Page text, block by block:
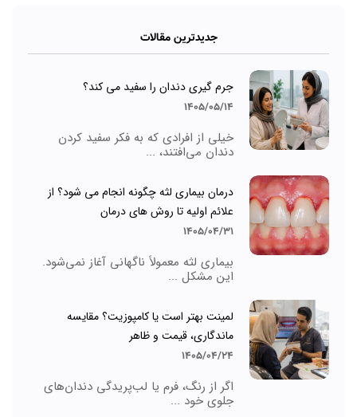
جدیدترین مقالات
جرم گیری دندان را سفید می کند؟
1405/05/14
خیلی از افرادی که به فکر سفید کردن
دندان می‌افتند، ...
درمان بیماری لثه چگونه انجام می شود؟ از
علائم اولیه تا روش های درمان
1405/04/31
بیماری لثه معمولاً ناگهانی آغاز نمی‌شود.
این مشکل ...
لمینت بهتر است یا کامپوزیت؟ مقایسه
ماندگاری، قیمت و ظاهر
1405/04/24
اگر از رنگ، فرم یا لب‌پریدگی دندان‌های
جلوی خود ...